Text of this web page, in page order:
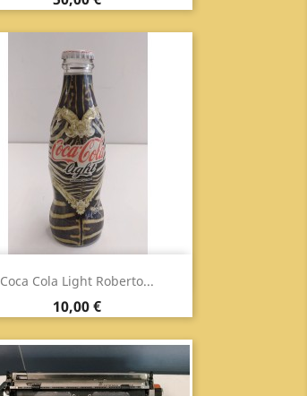
Coca Cola Light Roberto...
Prezzo
10,00 €
 Anteprima